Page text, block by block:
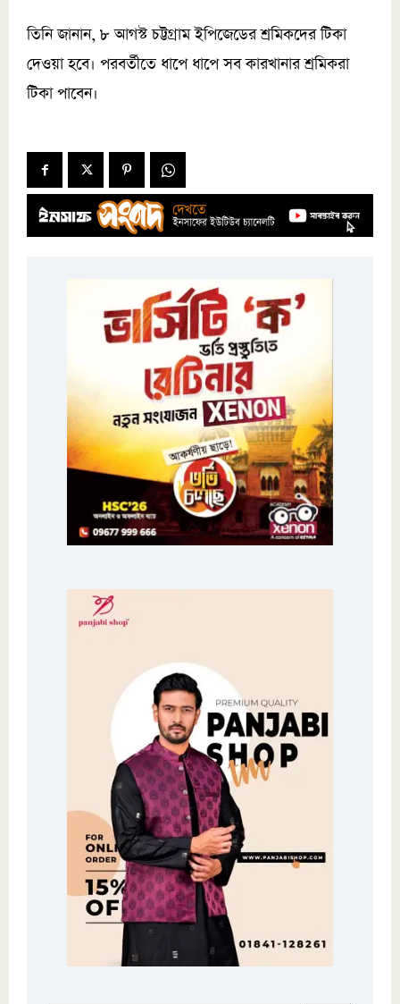
তিনি জানান, ৮ আগস্ট চট্টগ্রাম ইপিজেডের শ্রমিকদের টিকা
দেওয়া হবে। পরবর্তীতে ধাপে ধাপে সব কারখানার শ্রমিকরা
টিকা পাবেন।